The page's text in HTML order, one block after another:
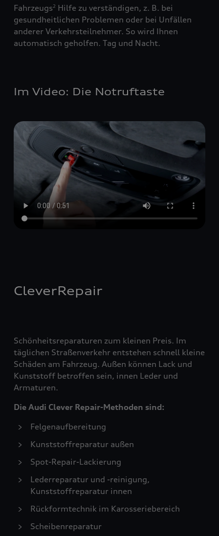
Fahrzeugs2 Hilfe zu verständigen, z. B. bei
gesundheitlichen Problemen oder bei Unfällen
anderer Verkehrsteilnehmer. So wird Ihnen
automatisch geholfen. Tag und Nacht.
Im Video: Die Notruftaste
CleverRepair
Schönheitsreparaturen zum kleinen Preis. Im
täglichen Straßenverkehr entstehen schnell kleine
Schäden am Fahrzeug. Außen können Lack und
Kunststoff betroffen sein, innen Leder und
Armaturen.
Die Audi Clever Repair-Methoden sind:
Felgenaufbereitung
Kunststoffreparatur außen
Spot-Repair-Lackierung
Lederreparatur und -reinigung,
Kunststoffreparatur innen
Rückformtechnik im Karosseriebereich
Scheibenreparatur